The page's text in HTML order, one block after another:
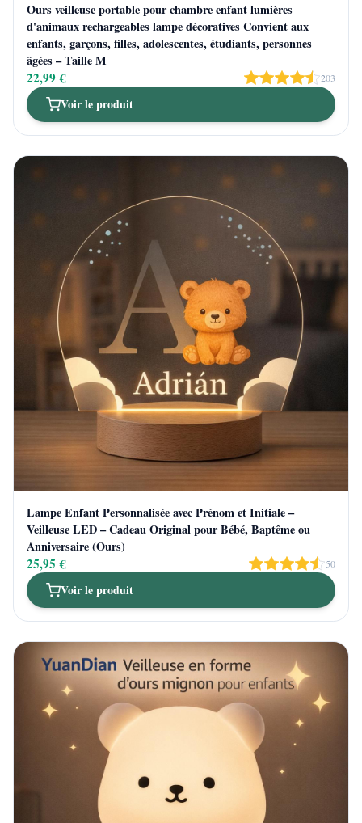
Ours veilleuse portable pour chambre enfant lumières
d'animaux rechargeables lampe décoratives Convient aux
enfants, garçons, filles, adolescentes, étudiants, personnes
âgées – Taille M
22,99 € 203
Voir le produit
Lampe Enfant Personnalisée avec Prénom et Initiale –
Veilleuse LED – Cadeau Original pour Bébé, Baptême ou
Anniversaire (Ours)
25,95 € 50
Voir le produit